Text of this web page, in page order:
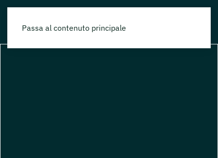
Passa al contenuto principale